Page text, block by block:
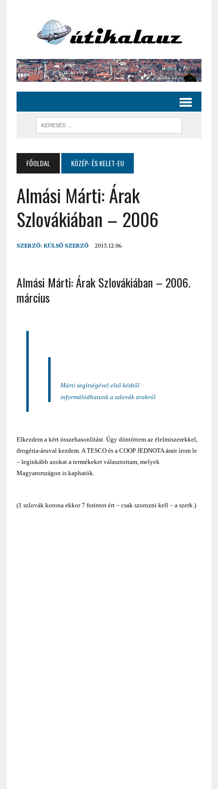
FŐOLDAL KÖZÉP- ÉS KELET-EU
Almási Márti: Árak
Szlovákiában – 2006
SZERZŐ: KÜLSŐ SZERZŐ 2013.12.06.
Almási Márti: Árak Szlovákiában – 2006.
március
Márti segítségével első kézből
informálódhatunk a szlovák árakról
Elkezdem a kért összehasonlítást. Úgy döntöttem az élelmiszerekkel,
drogéria-áruval kezdem. A TESCO és a COOP JEDNOTA árait írom le
– leginkább azokat a termékeket választottam, melyek
Magyarországon is kaphatók.
(1 szlovák korona ekkor 7 forintot ért – csak szorozni kell – a szerk.)